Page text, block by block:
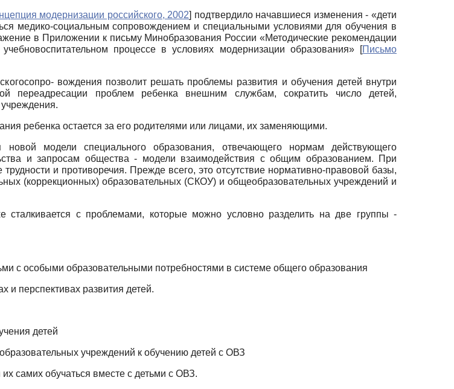
модернизации российского, 2002] подтвердило начавшиеся изменения - «дети
медико-социальным сопровождением и специальными условиями для обучения в
в Приложении к письму Мин­образования России «Методические рекомендации
процессе в условиях модернизации образования»
[Письмо
вождения позволит решать проблемы развития и обучения детей внутри
переадресации проблем ребенка внешним службам, сократить число детей,
ребенка остается за его родителями или лицами, их заменяющими.
новой модели специального образования, отвечающего нормам действующего
и запросам общества - модели взаимодействия с общим образованием. При
и противоречия. Прежде всего, это отсутствие нормативно-правовой базы,
(коррекционных) образовательных (СКОУ) и общеобразовательных учреждений и
с проблемами, которые можно условно разделить на две группы -
с особыми образовательными потребностями в системе общего образования
и перспективах развития детей.
детей
учреждений к обучению детей с ОВЗ
самих обучаться вместе с детьми с ОВЗ.